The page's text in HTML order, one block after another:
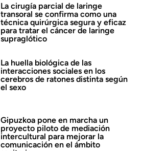
La cirugía parcial de laringe
transoral se confirma como una
técnica quirúrgica segura y eficaz
para tratar el cáncer de laringe
supraglótico
La huella biológica de las
interacciones sociales en los
cerebros de ratones distinta según
el sexo
Gipuzkoa pone en marcha un
proyecto piloto de mediación
intercultural para mejorar la
comunicación en el ámbito